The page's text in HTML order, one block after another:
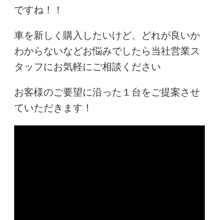
ですね！！
車を新しく購入したいけど、どれが良いか
わからないなどお悩みでしたら当社営業ス
タッフにお気軽にご相談ください
お客様のご要望に沿った１台をご提案させ
ていただきます！